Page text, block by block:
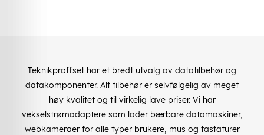
Teknikproffset har et bredt utvalg av datatilbehør og
datakomponenter. Alt tilbehør er selvfølgelig av meget
høy kvalitet og til virkelig lave priser. Vi har
vekselstrømadaptere som lader bærbare datamaskiner,
webkameraer for alle typer brukere, mus og tastaturer